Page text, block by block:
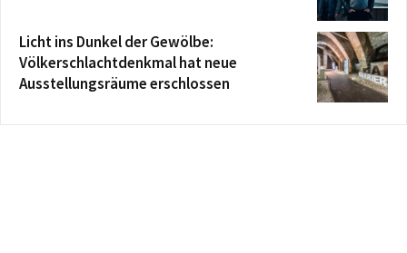
Licht ins Dunkel der Gewölbe:
Völkerschlachtdenkmal hat neue
Ausstellungsräume erschlossen